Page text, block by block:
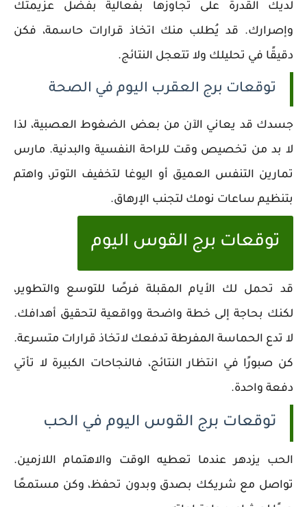
لديك القدرة على تجاوزها بفعالية بفضل عزيمتك
وإصرارك. قد يُطلب منك اتخاذ قرارات حاسمة، فكن
دقيقًا في تحليلك ولا تتعجل النتائج.
توقعات برج العقرب اليوم في الصحة
جسدك قد يعاني الآن من بعض الضغوط العصبية، لذا
لا بد من تخصيص وقت للراحة النفسية والبدنية. مارس
تمارين التنفس العميق أو اليوغا لتخفيف التوتر، واهتم
بتنظيم ساعات نومك لتجنب الإرهاق.
توقعات برج القوس اليوم
قد تحمل لك الأيام المقبلة فرصًا للتوسع والتطوير،
لكنك بحاجة إلى خطة واضحة وواقعية لتحقيق أهدافك.
لا تدع الحماسة المفرطة تدفعك لاتخاذ قرارات متسرعة.
كن صبورًا في انتظار النتائج، فالنجاحات الكبيرة لا تأتي
دفعة واحدة.
توقعات برج القوس اليوم في الحب
الحب يزدهر عندما تعطيه الوقت والاهتمام اللازمين.
تواصل مع شريكك بصدق وبدون تحفظ، وكن مستمعًا